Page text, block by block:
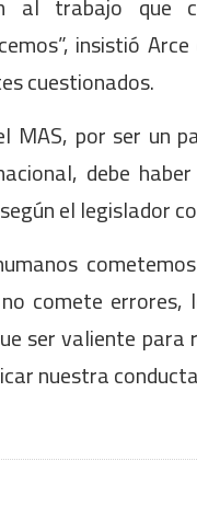
insistió
cuestionados.
MAS, por ser un
debe
el legislador
comete
ser valiente para
nuestra